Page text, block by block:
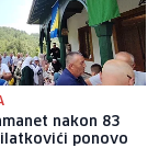
nakon 83
ponovo